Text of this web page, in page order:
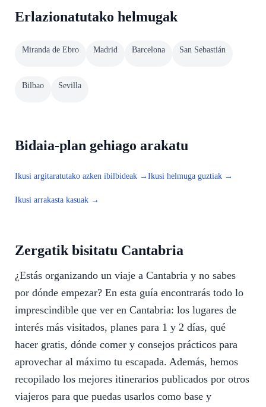
Erlazionatutako helmugak
Miranda de Ebro Madrid Barcelona San Sebastián
Bilbao Sevilla
Bidaia-plan gehiago arakatu
Ikusi argitaratutako azken ibilbideak → Ikusi helmuga guztiak →
Ikusi arrakasta kasuak →
Zergatik bisitatu Cantabria
¿Estás organizando un viaje a Cantabria y no sabes
por dónde empezar? En esta guía encontrarás todo lo
imprescindible que ver en Cantabria: los lugares de
interés más visitados, planes para 1 y 2 días, qué
hacer gratis, dónde comer y consejos prácticos para
aprovechar al máximo tu escapada. Además, hemos
recopilado los mejores itinerarios publicados por otros
viajeros para que puedas usarlos como base y